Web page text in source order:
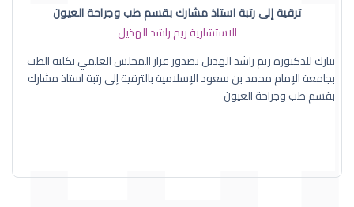
ترقية إلى رتبة استاذ مشارك بقسم طب وجراحة العيون
الاستشارية ريم راشد الهذيل
نبارك للدكتورة ريم راشد الهذيل بصدور قرار المجلس العلمي بكلية الطب
بجامعة الإمام محمد بن سعود الإسلامية بالترقية إلى رتبة استاذ مشارك
بقسم طب وجراحة العيون